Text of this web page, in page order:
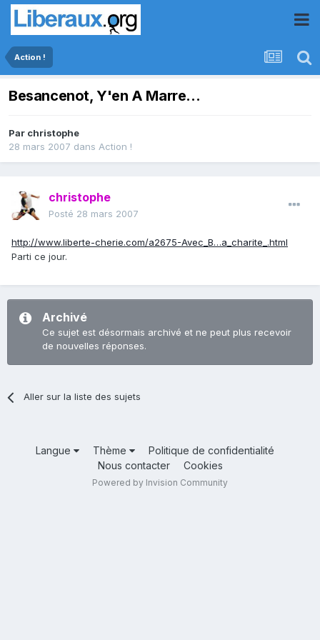
Action !
Besancenot, Y'en A Marre...
Par christophe
28 mars 2007 dans Action !
christophe
Posté 28 mars 2007
http://www.liberte-cherie.com/a2675-Avec_B…a_charite_.html
Parti ce jour.
Archivé
Ce sujet est désormais archivé et ne peut plus recevoir
de nouvelles réponses.
Aller sur la liste des sujets
Langue Thème
Politique de confidentialité
Nous contacter
Cookies
Powered by Invision Community